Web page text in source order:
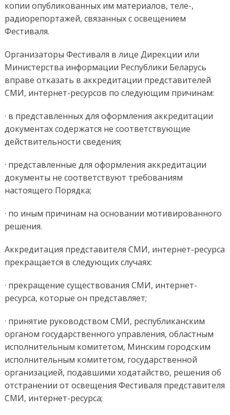
копии опубликованных им материалов, теле-,
радиорепортажей, связанных с освещением
Фестиваля.
Организаторы Фестиваля в лице Дирекции или
Министерства информации Республики Беларусь
вправе отказать в аккредитации представителей
СМИ, интернет-ресурсов по следующим причинам:
· в представленных для оформления аккредитации
документах содержатся не соответствующие
действительности сведения;
· представленные для оформления аккредитации
документы не соответствуют требованиям
настоящего Порядка;
· по иным причинам на основании мотивированного
решения.
Аккредитация представителя СМИ, интернет-ресурса
прекращается в следующих случаях:
· прекращение существования СМИ, интернет-
ресурса, которые он представляет;
· принятие руководством СМИ, республиканским
органом государственного управления, областным
исполнительным комитетом, Минским городским
исполнительным комитетом, государственной
организацией, подавшими ходатайство, решения об
отстранении от освещения Фестиваля представителя
СМИ, интернет-ресурса;